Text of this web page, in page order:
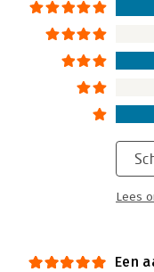
Lees
Een